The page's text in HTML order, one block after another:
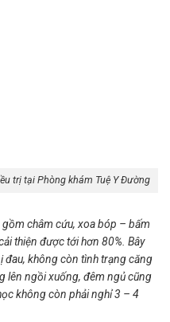
trị tại Phòng khám Tuệ Y Đường
gồm châm cứu, xoa bóp – bấm
thiện được tới hơn 80%. Bây
đau, không còn tình trạng căng
lên ngồi xuống, đêm ngủ cũng
không còn phải nghỉ 3 – 4